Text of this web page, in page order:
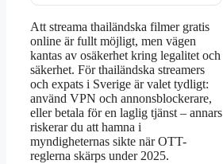
Att streama thailändska filmer gratis
online är fullt möjligt, men vägen
kantas av osäkerhet kring legalitet och
säkerhet. För thailändska streamers
och expats i Sverige är valet tydligt:
använd VPN och annonsblockerare,
eller betala för en laglig tjänst – annars
riskerar du att hamna i
myndigheternas sikte när OTT-
reglerna skärps under 2025.